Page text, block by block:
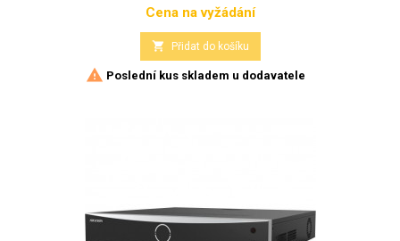
Cena
Cena na vyžádání
 Přidat do košíku
 Poslední kus skladem u dodavatele